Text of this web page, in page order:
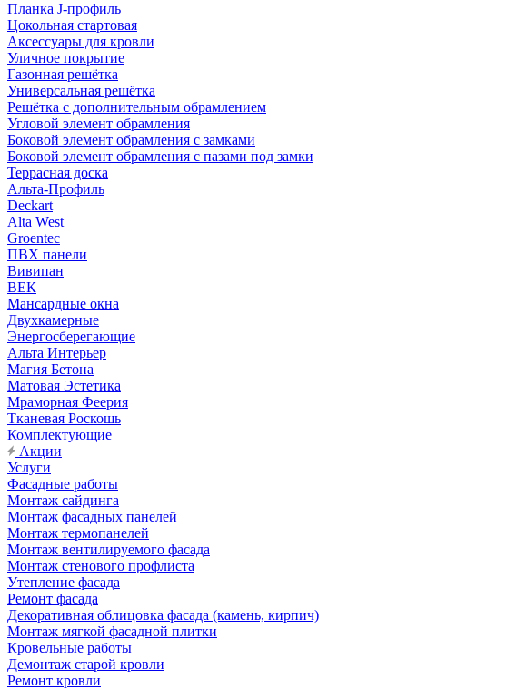
Планка J-профиль
Цокольная стартовая
Аксессуары для кровли
Уличное покрытие
Газонная решётка
Универсальная решётка
Решётка с дополнительным обрамлением
Угловой элемент обрамления
Боковой элемент обрамления с замками
Боковой элемент обрамления с пазами под замки
Террасная доска
Альта-Профиль
Deckart
Alta West
Groentec
ПВХ панели
Вивипан
ВЕК
Мансардные окна
Двухкамерные
Энергосберегающие
Альта Интерьер
Магия Бетона
Матовая Эстетика
Мраморная Феерия
Тканевая Роскошь
Комплектующие
Акции
Услуги
Фасадные работы
Монтаж сайдинга
Монтаж фасадных панелей
Монтаж термопанелей
Монтаж вентилируемого фасада
Монтаж стенового профлиста
Утепление фасада
Ремонт фасада
Декоративная облицовка фасада (камень, кирпич)
Монтаж мягкой фасадной плитки
Кровельные работы
Демонтаж старой кровли
Ремонт кровли